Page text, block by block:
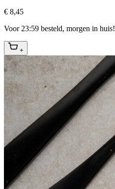
€ 8,45
Voor 23:59 besteld, morgen in huis!
+